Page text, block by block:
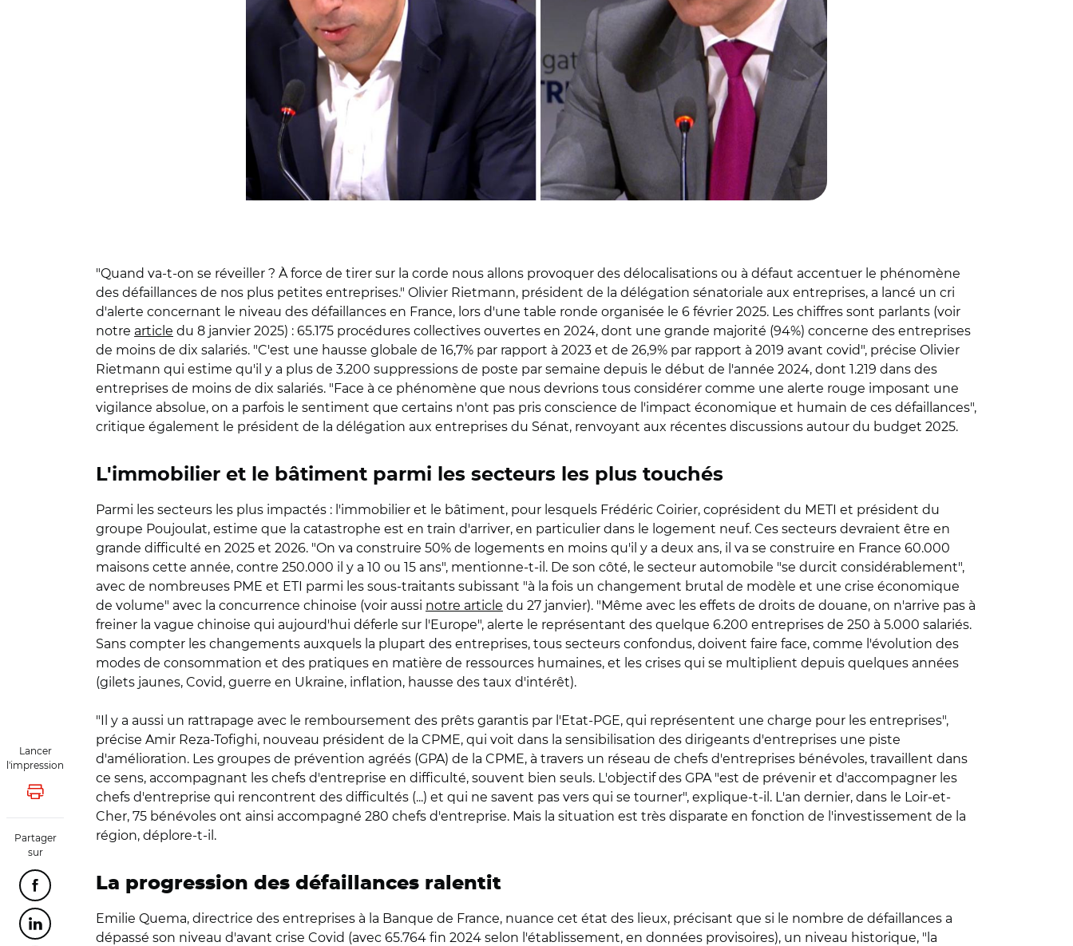
Lancer
l'impression
Lancer l'impression
Partager
sur
Partager cette page sur Facebook
Partager cette page sur Linkedin
"Quand va-t-on se réveiller ? À force de tirer sur la corde nous allons provoquer des délocalisations ou à défaut accentuer le phénomène
des défaillances de nos plus petites entreprises." Olivier Rietmann, président de la délégation sénatoriale aux entreprises, a lancé un cri
d'alerte concernant le niveau des défaillances en France, lors d'une table ronde organisée le 6 février 2025. Les chiffres sont parlants (voir
notre article du 8 janvier 2025) : 65.175 procédures collectives ouvertes en 2024, dont une grande majorité (94%) concerne des entreprises
de moins de dix salariés. "C'est une hausse globale de 16,7% par rapport à 2023 et de 26,9% par rapport à 2019 avant covid", précise Olivier
Rietmann qui estime qu'il y a plus de 3.200 suppressions de poste par semaine depuis le début de l'année 2024, dont 1.219 dans des
entreprises de moins de dix salariés. "Face à ce phénomène que nous devrions tous considérer comme une alerte rouge imposant une
vigilance absolue, on a parfois le sentiment que certains n'ont pas pris conscience de l'impact économique et humain de ces défaillances",
critique également le président de la délégation aux entreprises du Sénat, renvoyant aux récentes discussions autour du budget 2025.
L'immobilier et le bâtiment parmi les secteurs les plus touchés
Parmi les secteurs les plus impactés : l'immobilier et le bâtiment, pour lesquels Frédéric Coirier, coprésident du METI et président du
groupe Poujoulat, estime que la catastrophe est en train d'arriver, en particulier dans le logement neuf. Ces secteurs devraient être en
grande difficulté en 2025 et 2026. "On va construire 50% de logements en moins qu'il y a deux ans, il va se construire en France 60.000
maisons cette année, contre 250.000 il y a 10 ou 15 ans", mentionne-t-il. De son côté, le secteur automobile "se durcit considérablement",
avec de nombreuses PME et ETI parmi les sous-traitants subissant "à la fois un changement brutal de modèle et une crise économique
de volume" avec la concurrence chinoise (voir aussi notre article du 27 janvier). "Même avec les effets de droits de douane, on n'arrive pas à
freiner la vague chinoise qui aujourd'hui déferle sur l'Europe", alerte le représentant des quelque 6.200 entreprises de 250 à 5.000 salariés.
Sans compter les changements auxquels la plupart des entreprises, tous secteurs confondus, doivent faire face, comme l'évolution des
modes de consommation et des pratiques en matière de ressources humaines, et les crises qui se multiplient depuis quelques années
(gilets jaunes, Covid, guerre en Ukraine, inflation, hausse des taux d'intérêt).
"Il y a aussi un rattrapage avec le remboursement des prêts garantis par l'Etat-PGE, qui représentent une charge pour les entreprises",
précise Amir Reza-Tofighi, nouveau président de la CPME, qui voit dans la sensibilisation des dirigeants d'entreprises une piste
d'amélioration. Les groupes de prévention agréés (GPA) de la CPME, à travers un réseau de chefs d'entreprises bénévoles, travaillent dans
ce sens, accompagnant les chefs d'entreprise en difficulté, souvent bien seuls. L'objectif des GPA "est de prévenir et d'accompagner les
chefs d'entreprise qui rencontrent des difficultés (...) et qui ne savent pas vers qui se tourner", explique-t-il. L'an dernier, dans le Loir-et-
Cher, 75 bénévoles ont ainsi accompagné 280 chefs d'entreprise. Mais la situation est très disparate en fonction de l'investissement de la
région, déplore-t-il.
La progression des défaillances ralentit
Emilie Quema, directrice des entreprises à la Banque de France, nuance cet état des lieux, précisant que si le nombre de défaillances a
dépassé son niveau d'avant crise Covid (avec 65.764 fin 2024 selon l'établissement, en données provisoires), un niveau historique, "la